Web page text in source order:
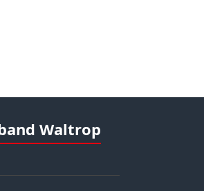
Waltrop